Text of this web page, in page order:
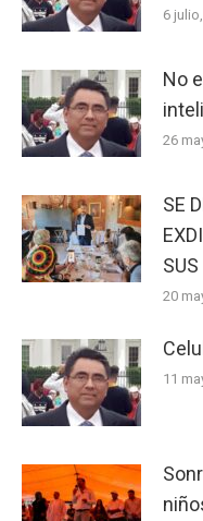
6
No
26
SE
20
11